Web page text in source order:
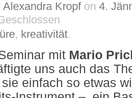
Alexandra Kropf on 4.
, kreativität.
mit Mario
uns auch das
einfach so etwas